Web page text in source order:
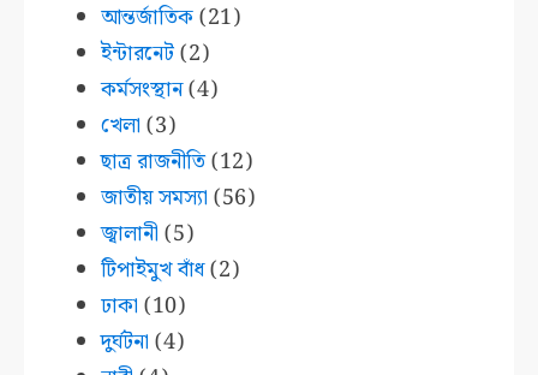
আন্তর্জাতিক(21)
ইন্টারনেট(2)
কর্মসংস্থান(4)
খেলা (3)
ছাত্র রাজনীতি(12)
জাতীয় সমস্যা (56)
জ্বালানী (5)
টিপাইমুখ বাঁধ(2)
ঢাকা (10)
দুর্ঘটনা (4)